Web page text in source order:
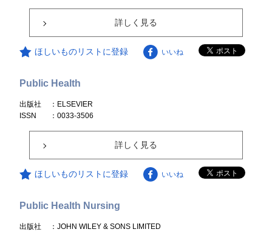
詳しく見る
ほしいものリストに登録 いいね
Public Health
出版社
：ELSEVIER
ISSN
：0033-3506
詳しく見る
ほしいものリストに登録 いいね
Public Health Nursing
出版社
：JOHN WILEY & SONS LIMITED